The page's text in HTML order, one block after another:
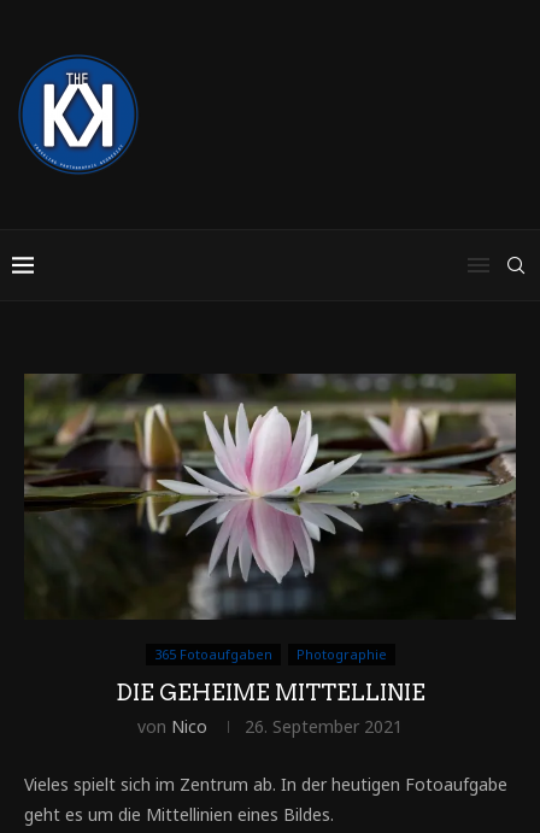
365 Fotoaufgaben Photographie
DIE GEHEIME MITTELLINIE
von Nico 26. September 2021
Vieles spielt sich im Zentrum ab. In der heutigen Fotoaufgabe
geht es um die Mittellinien eines Bildes.